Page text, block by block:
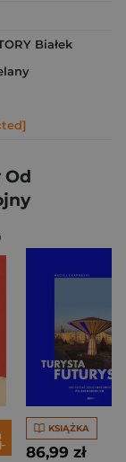
Białek
Od
KSIĄŻKA
86,99 zł